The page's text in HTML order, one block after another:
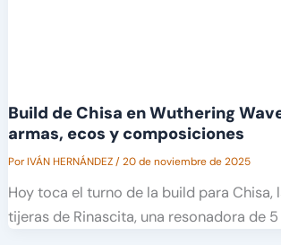
Build de Chisa en Wuthering
armas, ecos y composiciones
PorIVÁN HERNÁNDEZ/20 de noviembre de 2025
Hoy toca el turno de la build para Chisa,
tijeras de Rinascita, una resonadora de